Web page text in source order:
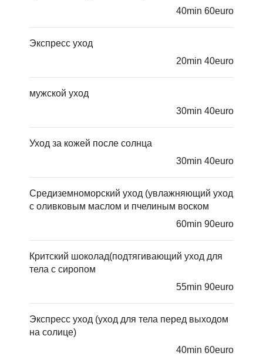
40min 60euro
Экспресс уход
20min 40euro
мужской уход
30min 40euro
Уход за кожей после солнца
30min 40euro
Средиземноморский уход (увлажняющий уход
с оливковым маслом и пчелиным воском
60min 90euro
Критский шоколад(подтягивающий уход для
тела с сиропом
55min 90euro
Экспресс уход (уход для тела перед выходом
на солице)
40min 60euro